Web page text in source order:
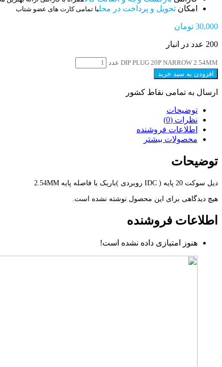
امکان تحویل و پرداخت در محلبا تمامی کارت های عضو شتاب
30,000 تومان
200 عدد در انبار
DIP PLUG 20P NARROW 2.54MM عدد
افزودن به سبد خرید
ارسال به تمامی نقاط کشور
توضیحات
نظرات (0)
اطلاعات فروشنده
محصولات بیشتر
توضیحات
دیل سوکت 20 پایه ( IDC روبردی )باریک با فاصله پایه 2.54MM
هیچ دیدگاهی برای این محصول نوشته نشده است.
اطلاعات فروشنده
هنوز امتیازی داده نشده است!